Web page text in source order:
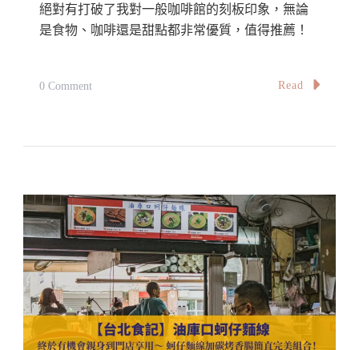
絕對有打破了我對一般咖啡館的刻板印象，無論
是食物、咖啡還是甜點都非常優質，值得推薦！
0 CommentOn
AMP
Cafe
@
Ampang:
盲
點
不
Read